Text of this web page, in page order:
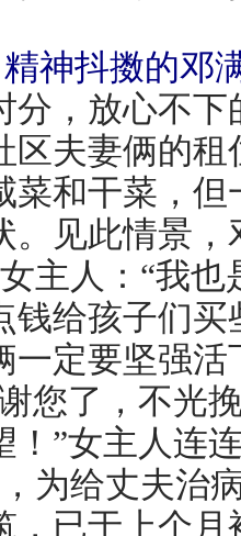
主人：“我也是
给孩子们买些
一定要坚强活
，不光挽救
”女主人连连
给丈夫治病
已于上个月被
的情况迅速通
会，于是发生
状况，目前已
府及社会爱心
云邵阳 作者